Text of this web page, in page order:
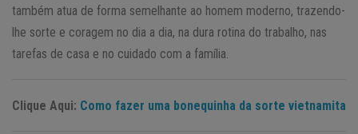
também atua de forma semelhante ao homem moderno, trazendo-
lhe sorte e coragem no dia a dia, na dura rotina do trabalho, nas
tarefas de casa e no cuidado com a família.
Clique Aqui: Como fazer uma bonequinha da sorte vietnamita